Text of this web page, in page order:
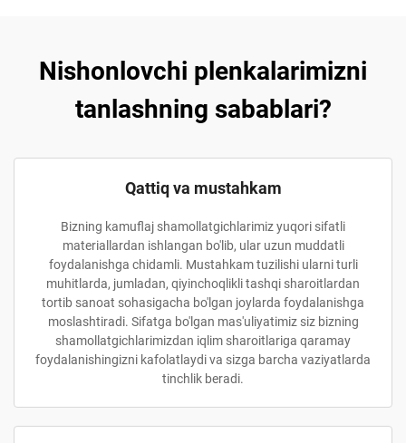
Nishonlovchi plenkalarimizni
tanlashning sabablari?
Qattiq va mustahkam
Bizning kamuflaj shamollatgichlarimiz yuqori sifatli
materiallardan ishlangan bo'lib, ular uzun muddatli
foydalanishga chidamli. Mustahkam tuzilishi ularni turli
muhitlarda, jumladan, qiyinchoqlikli tashqi sharoitlardan
tortib sanoat sohasigacha bo'lgan joylarda foydalanishga
moslashtiradi. Sifatga bo'lgan mas'uliyatimiz siz bizning
shamollatgichlarimizdan iqlim sharoitlariga qaramay
foydalanishingizni kafolatlaydi va sizga barcha vaziyatlarda
tinchlik beradi.